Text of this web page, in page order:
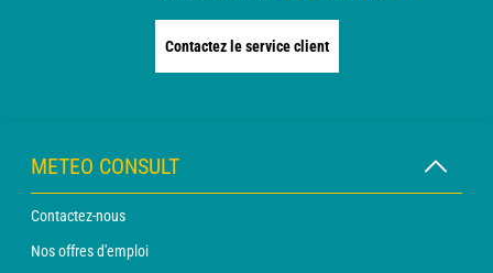
Contactez le service client
METEO CONSULT
Contactez-nous
Nos offres d'emploi